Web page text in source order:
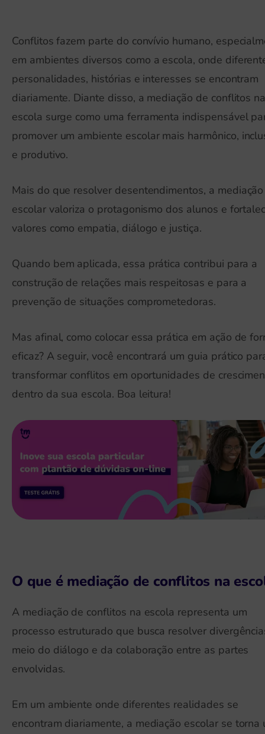
Conflitos fazem parte do convívio humano,
em ambientes diversos como a escola, onde
personalidades, histórias e interesses se encontram
diariamente. Diante disso, a mediação de conflitos
escola surge como uma ferramenta indispensável
promover um ambiente escolar mais harmônico,
e produtivo.
Mais do que resolver desentendimentos, a mediação
escolar valoriza o protagonismo dos alunos e
valores como empatia, diálogo e justiça.
Quando bem aplicada, essa prática contribui para a
construção de relações mais respeitosas e para a
prevenção de situações comprometedoras.
Mas afinal, como colocar essa prática em ação de
eficaz? A seguir, você encontrará um guia prático
transformar conflitos em oportunidades de
dentro da sua escola. Boa leitura!
O que é mediação de conflitos na
A mediação de conflitos na escola representa um
processo estruturado que busca resolver
meio do diálogo e da colaboração entre as partes
envolvidas.
Em um ambiente onde diferentes realidades se
encontram diariamente, a mediação escolar se torna